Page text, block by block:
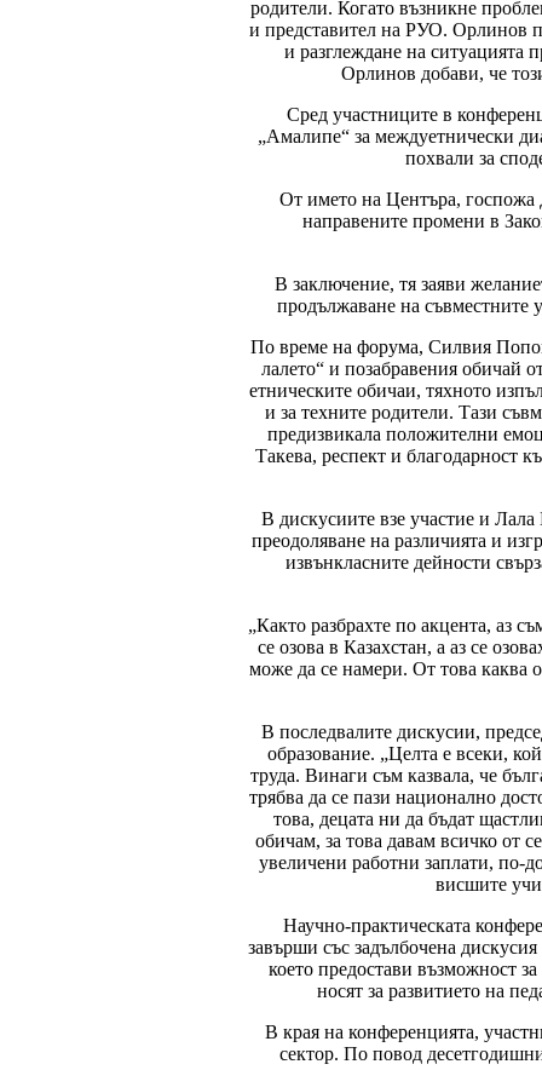
родители. Когато възникне
и представител на РУО. Орлинов
и разглеждане на ситуацията
Орлинов добави, че
Сред участниците в
„Амалипе“ за междуетнически
похвали за
От името на Центъра, госпожа
направените промени в
В заключение, тя заяви
продължаване на съвместните
По време на форума, Силвия
лалето“ и позабравения обичай
етническите обичаи, тяхното
и за техните родители. Тази
предизвикала положителни
Такева, респект и благодарност
В дискусиите взе участие и
преодоляване на различията и
извънкласните дейности
„Както разбрахте по акцента, аз
се озова в Казахстан, а аз се
може да се намери. От това каква
В последвалите дискусии,
образование. „Целта е всеки,
труда. Винаги съм казвала, че
трябва да се пази национално
това, децата ни да бъдат
обичам, за това давам всичко от
увеличени работни заплати, по-
висшите
Научно-практическата
завърши със задълбочена
което предостави възможност
носят за развитието на
В края на конференцията,
сектор. По повод